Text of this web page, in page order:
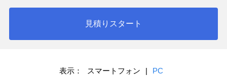
見積りスタート
表示： スマートフォン | PC